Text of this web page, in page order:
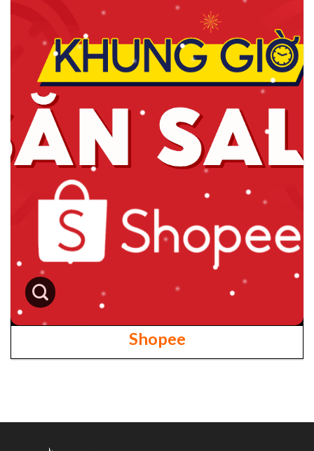
Shopee